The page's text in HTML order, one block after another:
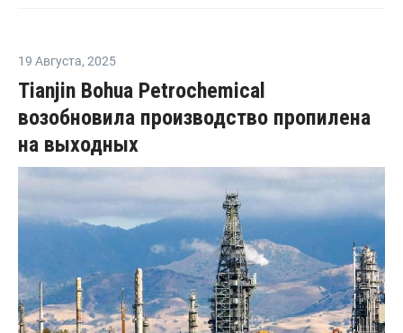
19 Августа, 2025
Tianjin Bohua Petrochemical
возобновила производство пропилена
на выходных